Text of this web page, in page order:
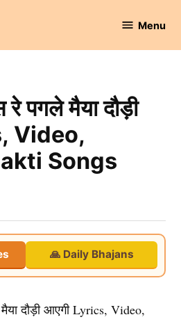
Temples
Menu
पगले मैया दौड़ी
Video,
Songs
🙏 Daily Bhajans